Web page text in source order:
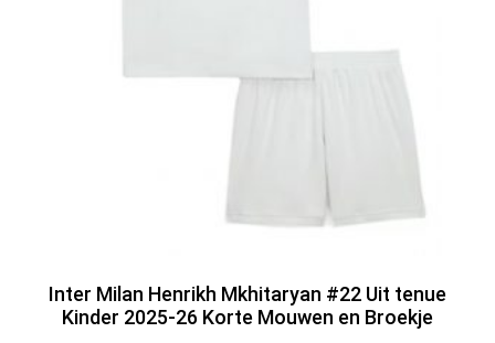
Inter Milan Henrikh Mkhitaryan #22 Uit tenue
Kinder 2025-26 Korte Mouwen en Broekje